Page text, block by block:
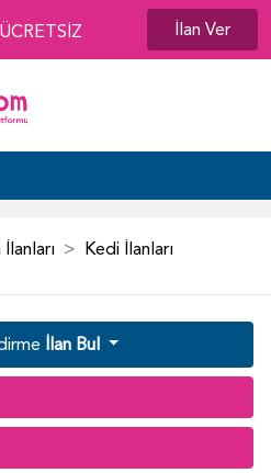
İlan Ver
Kedi İlanları
İlan Bul